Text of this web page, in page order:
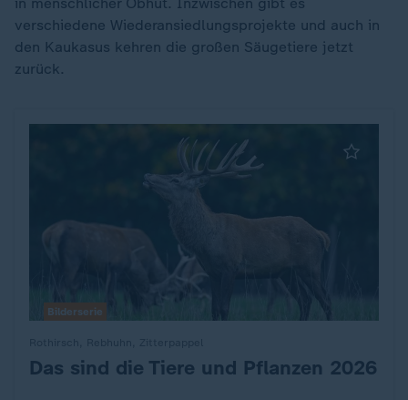
verschiedene Wiederansiedlungsprojekte und auch in
den Kaukasus kehren die großen Säugetiere jetzt
zurück.
:Das sind die Tiere und Pflanzen 2026
Bilderserie